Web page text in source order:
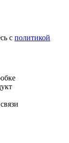
с политикой